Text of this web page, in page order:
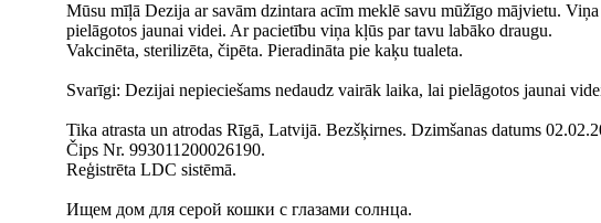
Mūsu mīļā Dezija ar savām dzintara acīm meklē savu mūžīgo mājvietu.
pielāgotos jaunai videi. Ar pacietību viņa kļūs par tavu labāko draugu.
Vakcinēta, sterilizēta, čipēta. Pieradināta pie kaķu tualeta.
Svarīgi: Dezijai nepieciešams nedaudz vairāk laika, lai pielāgotos jaunai
Tika atrasta un atrodas Rīgā, Latvijā. Bezšķirnes. Dzimšanas datums
Čips Nr. 993011200026190.
Reģistrēta LDC sistēmā.
Ищем дом для серой кошки с глазами солнца.